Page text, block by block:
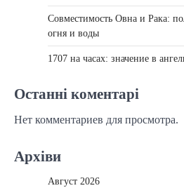
Совместимость Овна и Рака:
огня и воды
1707 на часах: значение в
Останні коментарі
Нет комментариев для просмотра.
Архіви
Август 2026